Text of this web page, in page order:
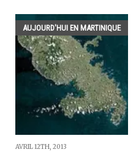
AUJOURD'HUI EN MARTINIQUE
AVRIL 12TH, 2013